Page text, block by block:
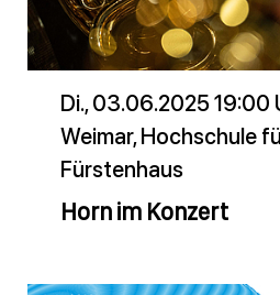
Di., 03.06.2025 19:00
Weimar, Hochschule
Fürstenhaus
Horn im Konzert